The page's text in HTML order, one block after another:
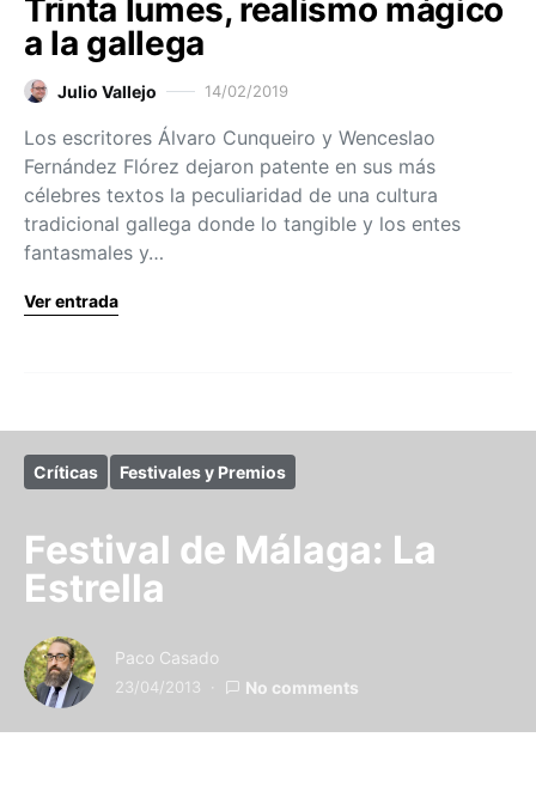
Trinta lumes, realismo mágico
a la gallega
Julio Vallejo 14/02/2019
Los escritores Álvaro Cunqueiro y Wenceslao
Fernández Flórez dejaron patente en sus más
célebres textos la peculiaridad de una cultura
tradicional gallega donde lo tangible y los entes
fantasmales y…
Ver entrada
Críticas Festivales y Premios
Festival de Málaga: La
Estrella
Paco Casado
23/04/2013 No comments